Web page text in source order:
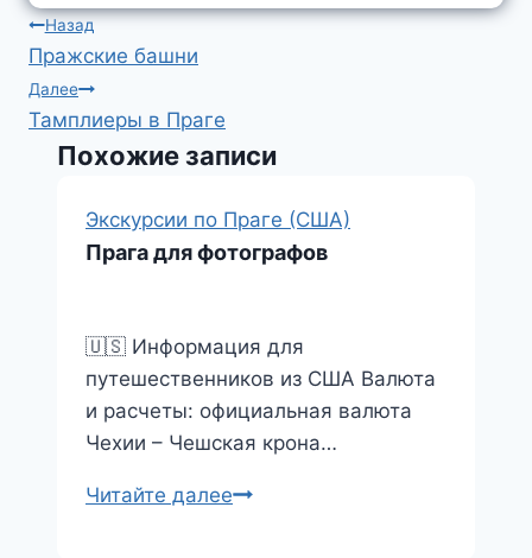
lm
e
d
I
n
t
s
A
p
p
i
l
.
R
u
d
n
o
k
О
т
п
р
а
Навигация
по
записям
Назад
Пражские башни
Далее
Тамплиеры в Праге
Похожие записи
Экскурсии по Праге (США)
Прага для фотографов
🇺🇸 Информация для
путешественников из США Валюта
и расчеты: официальная валюта
Чехии – Чешская крона…
Читайте далееПрага